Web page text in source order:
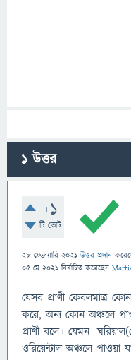
1উত্তর
+1
টি ভোট
28 ফেব্রুয়ারি 2021 উত্তর প্রদান
05 মে 2021 নির্বাচিত করেছেন
যেসব প্রাণী কেবলমাত্র
করে, অন্য কোন অঞ্চলে
প্রাণী বলে। যেমন-
ওরিয়েন্টাল অঞ্চলে পাওয়া